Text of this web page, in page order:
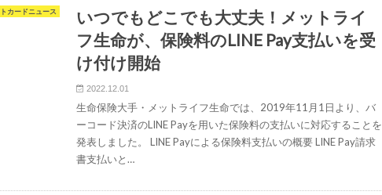
カードニュース
いつでもどこでも大丈夫！メットライ
フ生命が、保険料のLINE Pay支払いを受
け付け開始
2022.12.01
生命保険大手・メットライフ生命では、2019年11月1日より、バ
ーコード決済のLINE Payを用いた保険料の支払いに対応することを
発表しました。 LINE Payによる保険料支払いの概要 LINE Pay請求
書支払いと…